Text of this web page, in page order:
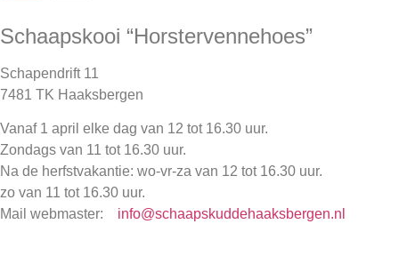
Schaapskooi “Horstervennehoes”
Schapendrift 11
7481 TK Haaksbergen
Vanaf 1 april elke dag van 12 tot 16.30 uur.
Zondags van 11 tot 16.30 uur.
Na de herfstvakantie: wo-vr-za van 12 tot 16.30 uur.
zo van 11 tot 16.30 uur.
Mail webmaster: info@schaapskuddehaaksbergen.nl